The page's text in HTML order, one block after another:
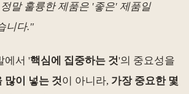
말 훌륭한 제품은 '좋은' 제품일
니다."
에서 '핵심에 집중하는 것'의 중요성을
많이 넣는 것이 아니라, 가장 중요한 몇